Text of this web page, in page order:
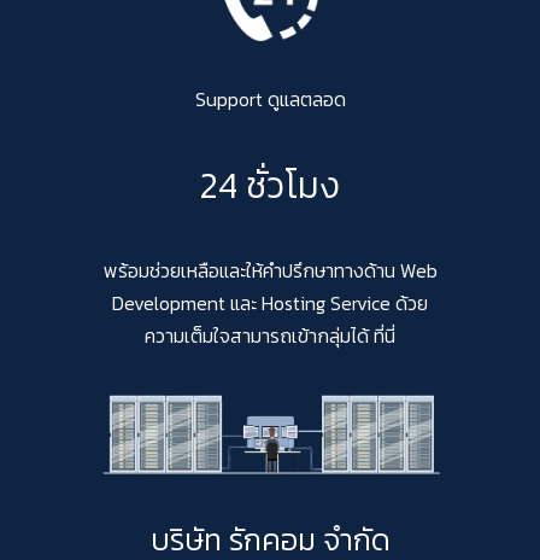
Support ดูแลตลอด
24 ชั่วโมง
พร้อมช่วยเหลือและให้คำปรึกษาทางด้าน Web
Development และ Hosting Service ด้วย
ความเต็มใจสามารถเข้ากลุ่มได้ ที่นี่
บริษัท รักคอม จำกัด